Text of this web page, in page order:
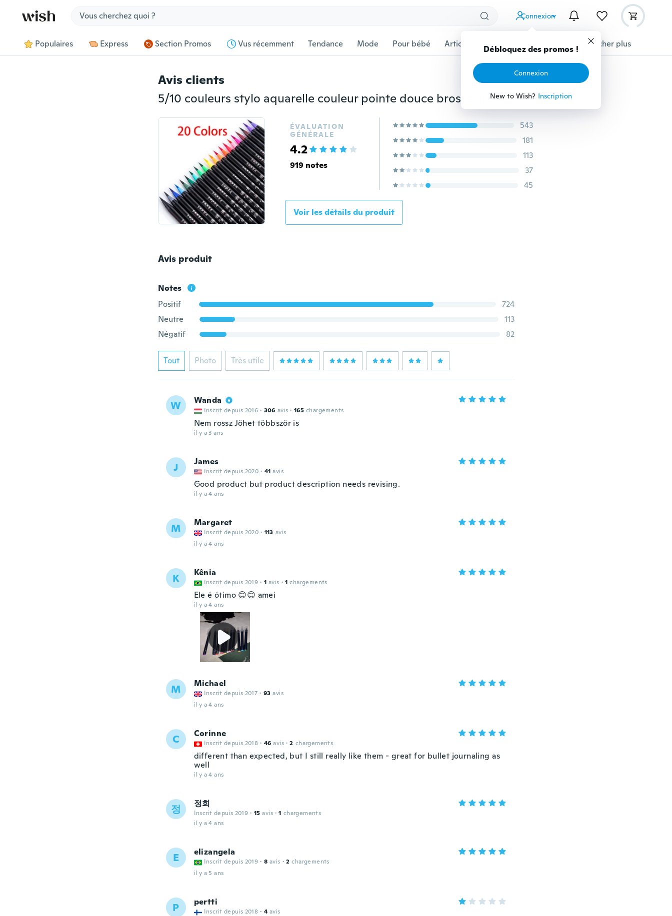
Connexion
Débloquez des promos !
Connexion
New to Wish? Inscription
Populaires Express Section Promos Vus récemment Tendance Mode Pour bébé Articles pour animaux domestiques Afficher plus
Avis clients
5/10 couleurs stylo aquarelle couleur pointe douce brosse créative calligraphie stylo trempé dans la peinture à l'eau ensemble marqueurs stylo
ÉVALUATION
GÉNÉRALE
4.2
919 notes
543
181
113
37
45
Voir les détails du produit
Avis produit
Notes
Positif
724
Neutre
113
Négatif
82
Tout Photo Très utile
W Wanda
Inscrit depuis 2016 · 306 avis · 165 chargements
Nem rossz Jöhet többször is
il y a 3 ans
J James
Inscrit depuis 2020 · 41 avis
Good product but product description needs revising.
il y a 4 ans
M Margaret
Inscrit depuis 2020 · 113 avis
il y a 4 ans
K Kênia
Inscrit depuis 2019 · 1 avis · 1 chargements
Ele é ótimo 😊😊 amei
il y a 4 ans
M Michael
Inscrit depuis 2017 · 93 avis
il y a 4 ans
C Corinne
Inscrit depuis 2018 · 46 avis · 2 chargements
different than expected, but I still really like them - great for bullet journaling as
well
il y a 4 ans
정 정희
Inscrit depuis 2019 · 15 avis · 1 chargements
il y a 4 ans
E elizangela
Inscrit depuis 2019 · 8 avis · 2 chargements
il y a 5 ans
P pertti
Inscrit depuis 2018 · 4 avis